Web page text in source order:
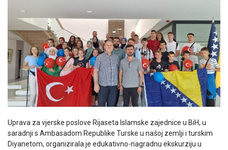
Uprava za vjerske poslove Rijaseta Islamske zajednice u BiH, u
saradnji s Ambasadom Republike Turske u našoj zemlji i turskim
Diyanetom, organizirala je edukativno-nagradnu ekskurziju u